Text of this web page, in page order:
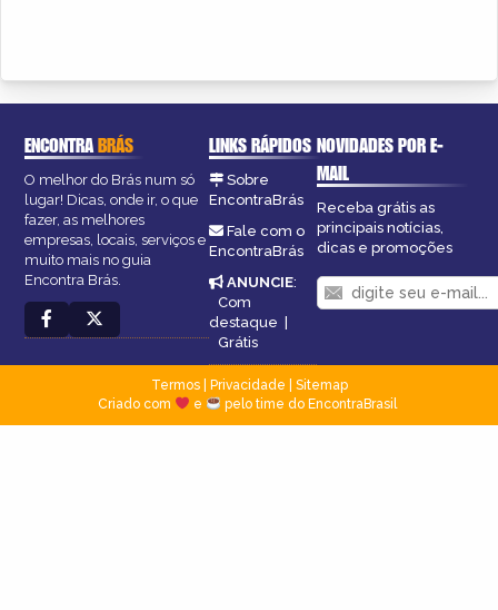
ENCONTRABRÁS
O melhor do Brás num só
lugar! Dicas, onde ir, o que
fazer, as melhores
empresas, locais, serviços e
muito mais no guia
Encontra Brás.
LINKS RÁPIDOS
Sobre
EncontraBrás
Fale com o
EncontraBrás
ANUNCIE:
Com
destaque |
Grátis
NOVIDADES POR E-
MAIL
Receba grátis as
principais notícias,
dicas e promoções
Termos| Privacidade
Sitemap
Criado com
e pelo time do EncontraBrasil